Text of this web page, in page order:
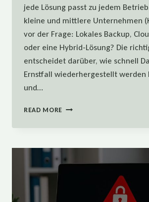
jede Lösung passt zu jedem
kleine und mittlere Unternehmen
vor der Frage: Lokales Backup,
oder eine Hybrid-Lösung? Die
entscheidet darüber, wie schnell
Ernstfall wiederhergestellt werden
und…
READ MORE BACKUP-
LOKAL,
CLOUD